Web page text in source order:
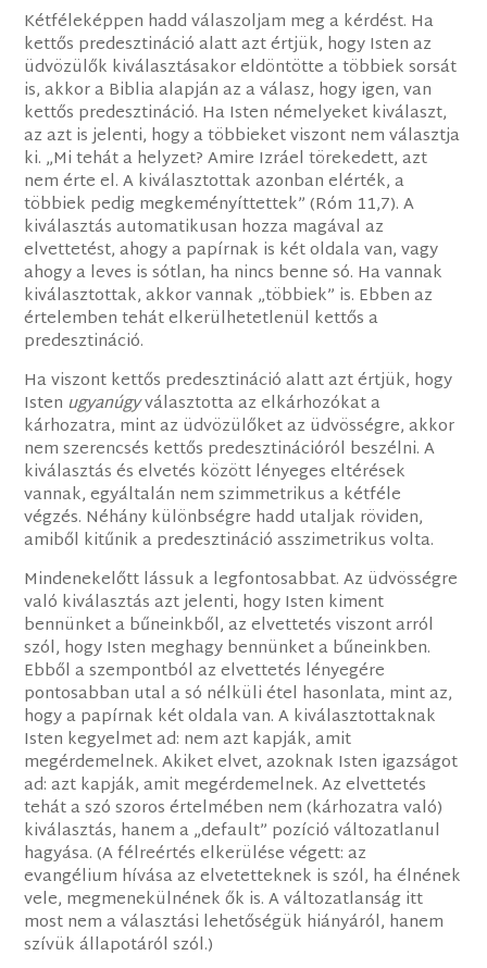
Kétféleképpen hadd válaszoljam meg a kérdést. Ha
kettős predesztináció alatt azt értjük, hogy Isten az
üdvözülők kiválasztásakor eldöntötte a többiek sorsát
is, akkor a Biblia alapján az a válasz, hogy igen, van
kettős predesztináció. Ha Isten némelyeket kiválaszt,
az azt is jelenti, hogy a többieket viszont nem választja
ki. „Mi tehát a helyzet? Amire Izráel törekedett, azt
nem érte el. A kiválasztottak azonban elérték, a
többiek pedig megkeményíttettek” (Róm 11,7). A
kiválasztás automatikusan hozza magával az
elvettetést, ahogy a papírnak is két oldala van, vagy
ahogy a leves is sótlan, ha nincs benne só. Ha vannak
kiválasztottak, akkor vannak „többiek” is. Ebben az
értelemben tehát elkerülhetetlenül kettős a
predesztináció.
Ha viszont kettős predesztináció alatt azt értjük, hogy
Isten ugyanúgyválasztotta az elkárhozókat a
kárhozatra, mint az üdvözülőket az üdvösségre, akkor
nem szerencsés kettős predesztinációról beszélni. A
kiválasztás és elvetés között lényeges eltérések
vannak, egyáltalán nem szimmetrikus a kétféle
végzés. Néhány különbségre hadd utaljak röviden,
amiből kitűnik a predesztináció asszimetrikus volta.
Mindenekelőtt lássuk a legfontosabbat. Az üdvösségre
való kiválasztás azt jelenti, hogy Isten kiment
bennünket a bűneinkből, az elvettetés viszont arról
szól, hogy Isten meghagy bennünket a bűneinkben.
Ebből a szempontból az elvettetés lényegére
pontosabban utal a só nélküli étel hasonlata, mint az,
hogy a papírnak két oldala van. A kiválasztottaknak
Isten kegyelmet ad: nem azt kapják, amit
megérdemelnek. Akiket elvet, azoknak Isten igazságot
ad: azt kapják, amit megérdemelnek. Az elvettetés
tehát a szó szoros értelmében nem (kárhozatra való)
kiválasztás, hanem a „default” pozíció változatlanul
hagyása. (A félreértés elkerülése végett: az
evangélium hívása az elvetetteknek is szól, ha élnének
vele, megmenekülnének ők is. A változatlanság itt
most nem a választási lehetőségük hiányáról, hanem
szívük állapotáról szól.)